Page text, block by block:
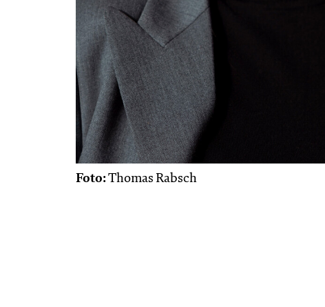
Foto:Thomas Rabsch